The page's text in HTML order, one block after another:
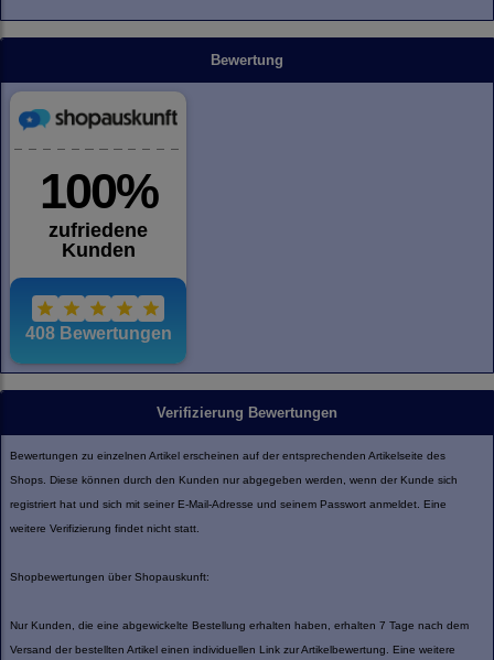
Bewertung
Verifizierung Bewertungen
Bewertungen zu einzelnen Artikel erscheinen auf der entsprechenden Artikelseite des
Shops. Diese können durch den Kunden nur abgegeben werden, wenn der Kunde sich
registriert hat und sich mit seiner E-Mail-Adresse und seinem Passwort anmeldet. Eine
weitere Verifizierung findet nicht statt.
Shopbewertungen über Shopauskunft:
Nur Kunden, die eine abgewickelte Bestellung erhalten haben, erhalten 7 Tage nach dem
Versand der bestellten Artikel einen individuellen Link zur Artikelbewertung. Eine weitere